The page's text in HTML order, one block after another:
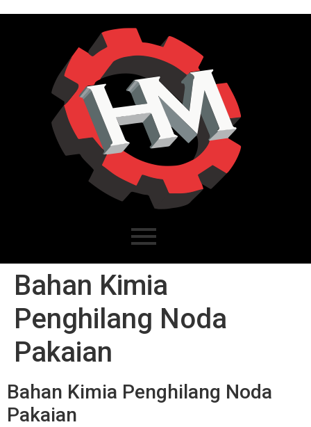
Bahan Kimia
Penghilang Noda
Pakaian
Bahan Kimia Penghilang Noda
Pakaian